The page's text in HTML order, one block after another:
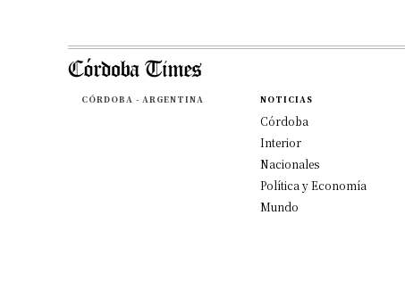
CÓRDOBA - ARGENTINA NOTICIAS
Córdoba
Interior
Nacionales
Política y Economía
Mundo